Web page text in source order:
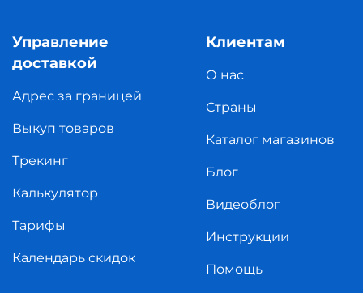
Управление
доставкой
Адрес за границей
Выкуп товаров
Трекинг
Калькулятор
Тарифы
Календарь скидок
Клиентам
О нас
Страны
Каталог магазинов
Блог
Видеоблог
Инструкции
Помощь